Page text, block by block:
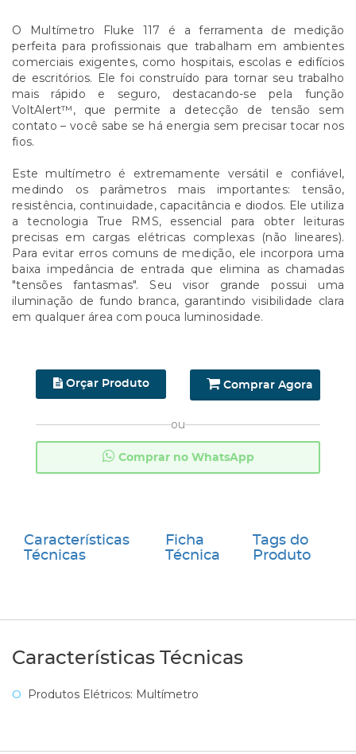
O Multímetro Fluke 117 é a ferramenta de medição
perfeita para profissionais que trabalham em ambientes
comerciais exigentes, como hospitais, escolas e edifícios
de escritórios. Ele foi construído para tornar seu trabalho
mais rápido e seguro, destacando-se pela função
VoltAlert™, que permite a detecção de tensão sem
contato – você sabe se há energia sem precisar tocar nos
fios.
Este multímetro é extremamente versátil e confiável,
medindo os parâmetros mais importantes: tensão,
resistência, continuidade, capacitância e diodos. Ele utiliza
a tecnologia True RMS, essencial para obter leituras
precisas em cargas elétricas complexas (não lineares).
Para evitar erros comuns de medição, ele incorpora uma
baixa impedância de entrada que elimina as chamadas
"tensões fantasmas". Seu visor grande possui uma
iluminação de fundo branca, garantindo visibilidade clara
em qualquer área com pouca luminosidade.
Orçar Produto Comprar Agora
ou
Comprar no WhatsApp
Características
Técnicas
Ficha
Técnica
Tags do
Produto
Características Técnicas
Produtos Elétricos: Multímetro